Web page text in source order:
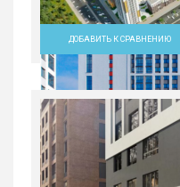
3-комн.
ВИЗе...
Россия,
Екатеринбург
8 963 100 руб.
ДОБАВИТЬ К СРАВНЕНИЮ